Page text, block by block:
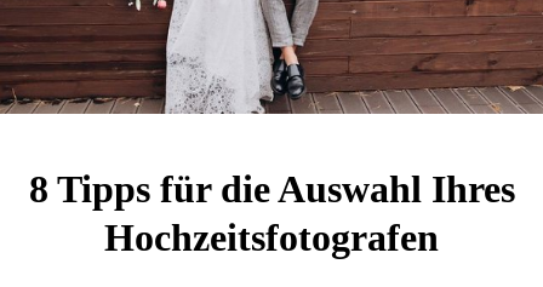
8 Tipps für die Auswahl Ihres
Hochzeitsfotografen